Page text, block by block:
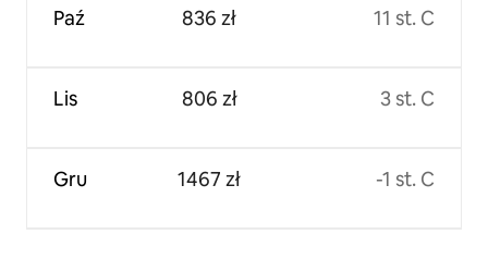
Paź
Lis
Gru
836 zł
806 zł
1467 zł
11 st. C
3 st. C
-1 st. C